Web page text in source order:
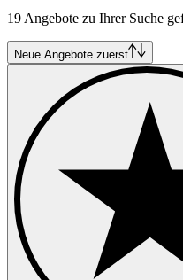
Land Rover Defender
Land Rover Discovery
Land Rover Forward
Land Rover Range
Land Rover Range
Land Rover Range
19 Angebote zu Ihrer Suche
Neue Angebote zuerst